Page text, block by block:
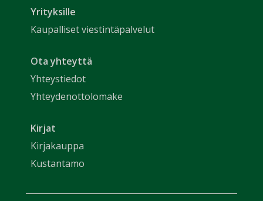
Yrityksille
Kaupalliset viestintäpalvelut
Ota yhteyttä
Yhteystiedot
Yhteydenottolomake
Kirjat
Kirjakauppa
Kustantamo